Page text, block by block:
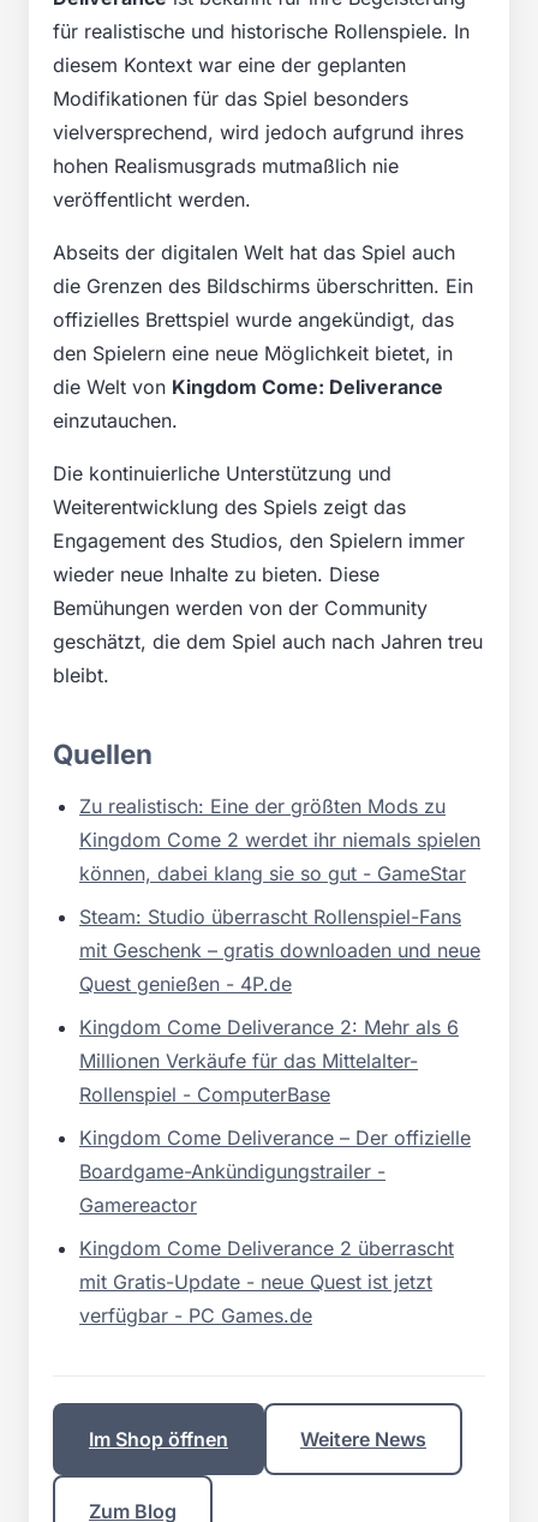
für realistische und historische Rollenspiele. In
diesem Kontext war eine der geplanten
Modifikationen für das Spiel besonders
vielversprechend, wird jedoch aufgrund ihres
hohen Realismusgrads mutmaßlich nie
veröffentlicht werden.
Abseits der digitalen Welt hat das Spiel auch
die Grenzen des Bildschirms überschritten. Ein
offizielles Brettspiel wurde angekündigt, das
den Spielern eine neue Möglichkeit bietet, in
die Welt von Kingdom Come: Deliverance
einzutauchen.
Die kontinuierliche Unterstützung und
Weiterentwicklung des Spiels zeigt das
Engagement des Studios, den Spielern immer
wieder neue Inhalte zu bieten. Diese
Bemühungen werden von der Community
geschätzt, die dem Spiel auch nach Jahren treu
bleibt.
Quellen
Zu realistisch: Eine der größten Mods zu
Kingdom Come 2 werdet ihr niemals spielen
können, dabei klang sie so gut - GameStar
Steam: Studio überrascht Rollenspiel-Fans
mit Geschenk – gratis downloaden und neue
Quest genießen - 4P.de
Kingdom Come Deliverance 2: Mehr als 6
Millionen Verkäufe für das Mittelalter-
Rollenspiel - ComputerBase
Kingdom Come Deliverance – Der offizielle
Boardgame-Ankündigungstrailer -
Gamereactor
Kingdom Come Deliverance 2 überrascht
mit Gratis-Update - neue Quest ist jetzt
verfügbar - PC Games.de
Im Shop öffnen Weitere News
Zum Blog